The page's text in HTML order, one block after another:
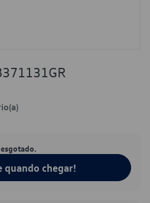
quando chegar!